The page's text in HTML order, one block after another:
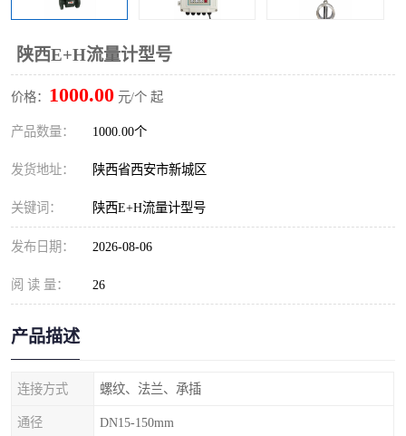
陕西E+H流量计型号
价格： 1000.00 元/个 起
产品数量： 1000.00个
发货地址： 陕西省西安市新城区
关键词： 陕西E+H流量计型号
发布日期： 2026-08-06
阅 读 量： 26
产品描述
连接方式 螺纹、法兰、承插
通径 DN15-150mm